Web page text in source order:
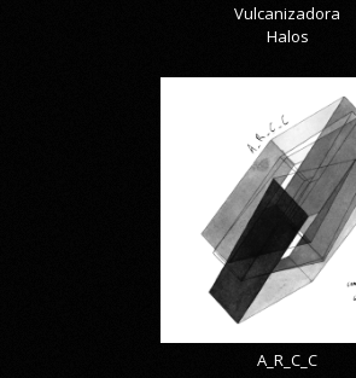
Vulcanizadora
Halos
A_R_C_C